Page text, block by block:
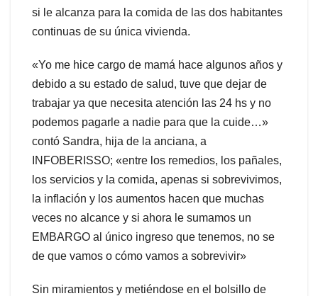
si le alcanza para la comida de las dos habitantes
continuas de su única vivienda.
«Yo me hice cargo de mamá hace algunos años y
debido a su estado de salud, tuve que dejar de
trabajar ya que necesita atención las 24 hs y no
podemos pagarle a nadie para que la cuide…»
contó Sandra, hija de la anciana, a
INFOBERISSO; «entre los remedios, los pañales,
los servicios y la comida, apenas si sobrevivimos,
la inflación y los aumentos hacen que muchas
veces no alcance y si ahora le sumamos un
EMBARGO al único ingreso que tenemos, no se
de que vamos o cómo vamos a sobrevivir»
Sin miramientos y metiéndose en el bolsillo de